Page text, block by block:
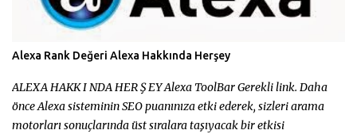
Alexa Rank Değeri Alexa Hakkında Herşey
ALEXA HAKK I NDA HER Ş EY Alexa ToolBar Gerekli link. Daha
önce Alexa sisteminin SEO puanınıza etki ederek, sizleri arama
motorları sonuçlarında üst sıralara taşıyacak bir etkisi